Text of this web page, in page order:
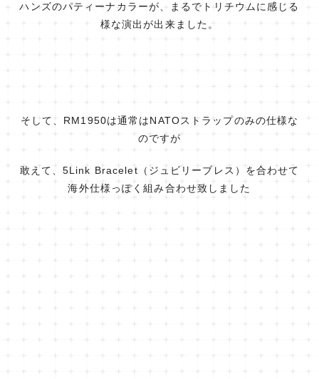
ハンズのパティーナカラーが、まるでトリチウムに感じる
様な演出が出来ました。
そして、RM1950は通常はNATOストラップのみの仕様な
のですが
敢えて、5Link Bracelet（ジュビリーブレス）を合わせて
海外仕様っぽく組み合わせ致しました